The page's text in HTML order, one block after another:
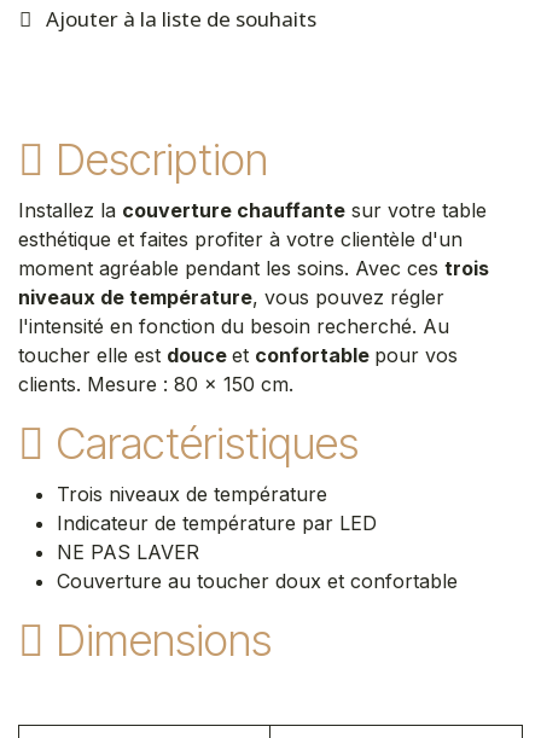
Ajouter à la liste de souhaits
Description
Installez la couverture chauffante sur votre table
esthétique et faites profiter à votre clientèle d'un
moment agréable pendant les soins. Avec ces trois
niveaux de température, vous pouvez régler
l'intensité en fonction du besoin recherché. Au
toucher elle est douce et confortable pour vos
clients. Mesure : 80 x 150 cm.
Caractéristiques
Trois niveaux de température
Indicateur de température par LED
NE PAS LAVER
Couverture au toucher doux et confortable
Dimensions